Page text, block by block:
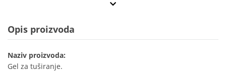
Opis proizvoda
Naziv proizvoda:
Gel za tuširanje.